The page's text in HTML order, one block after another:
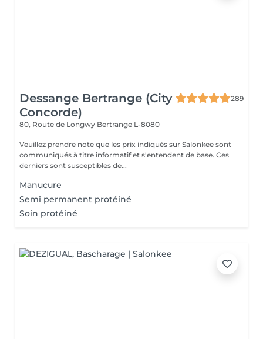
Dessange Bertrange (City
Concorde)
289
80, Route de Longwy Bertrange L-8080
Veuillez prendre note que les prix indiqués sur Salonkee sont
communiqués à titre informatif et s'entendent de base. Ces
derniers sont susceptibles de...
Manucure
Semi permanent protéiné
Soin protéiné